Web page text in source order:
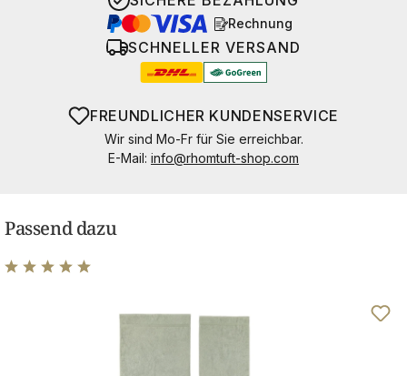
Rechnung
SCHNELLER VERSAND
FREUNDLICHER KUNDENSERVICE
Wir sind Mo-Fr für Sie erreichbar.
E-Mail: info@rhomtuft-shop.com
Passend dazu